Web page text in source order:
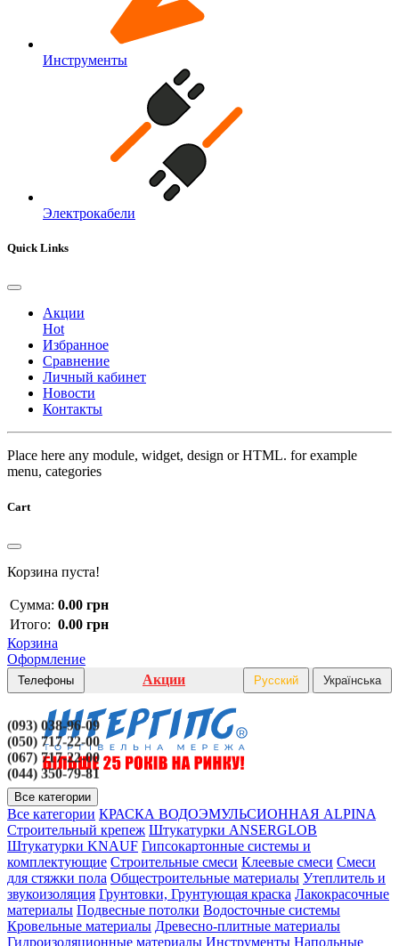
Инструменты
Электрокабели
Quick Links
Акции
Hot
Избранное
Сравнение
Личный кабинет
Новости
Контакты
Place here any module, widget, design or HTML. for example
menu, categories
Cart
Корзина пуста!
Сумма: 0.00 грн
Итого: 0.00 грн
Корзина
Оформление
Телефоны
(093) 038-96-09
(050) 717-22-00
(067) 717-22-00
(044) 350-79-81
Акции Русский Українська
Все категории
Все категории КРАСКА ВОДОЭМУЛЬСИОННАЯ ALPINA
Строительный крепеж Штукатурки ANSERGLOB
Штукатурки KNAUF Гипсокартонные системы и
комплектующие Строительные смеси Клеевые смеси Смеси
для стяжки пола Общестроительные материалы Утеплитель и
звукоизоляция Грунтовки, Грунтующая краска Лакокрасочные
материалы Подвесные потолки Водосточные системы
Кровельные материалы Древесно-плитные материалы
Гидроизоляционные материалы Инструменты Напольные